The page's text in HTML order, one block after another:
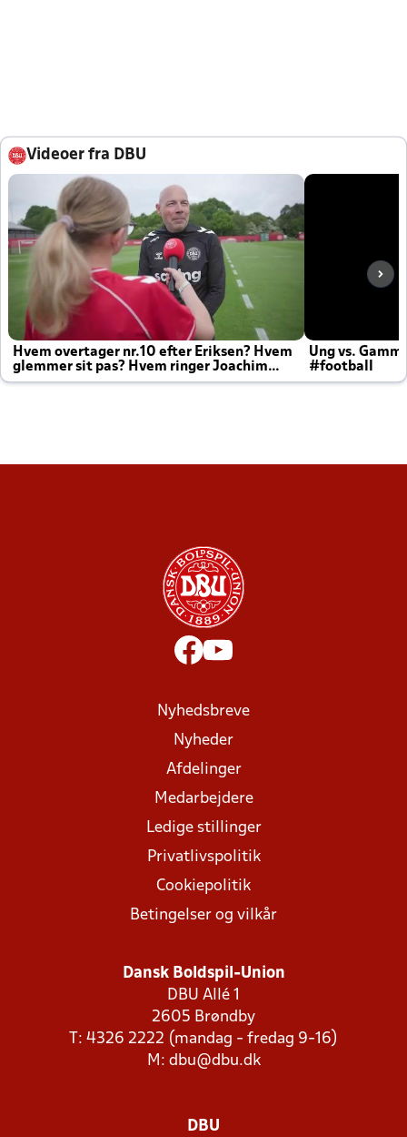
Videoer fra DBU
Hvem overtager nr.10 efter Eriksen? Hvem
glemmer sit pas? Hvem ringer Joachim
altid til efter kampe?
Ung vs.
#football
Nyhedsbreve
Nyheder
Afdelinger
Medarbejdere
Ledige stillinger
Privatlivspolitik
Cookiepolitik
Betingelser og vilkår
Dansk Boldspil-Union
DBU Allé 1
2605 Brøndby
T: 4326 2222 (mandag - fredag 9-16)
M: dbu@dbu.dk
DBU